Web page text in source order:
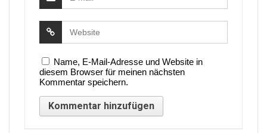
Name, E-Mail-Adresse und Website in
diesem Browser für meinen nächsten
Kommentar speichern.